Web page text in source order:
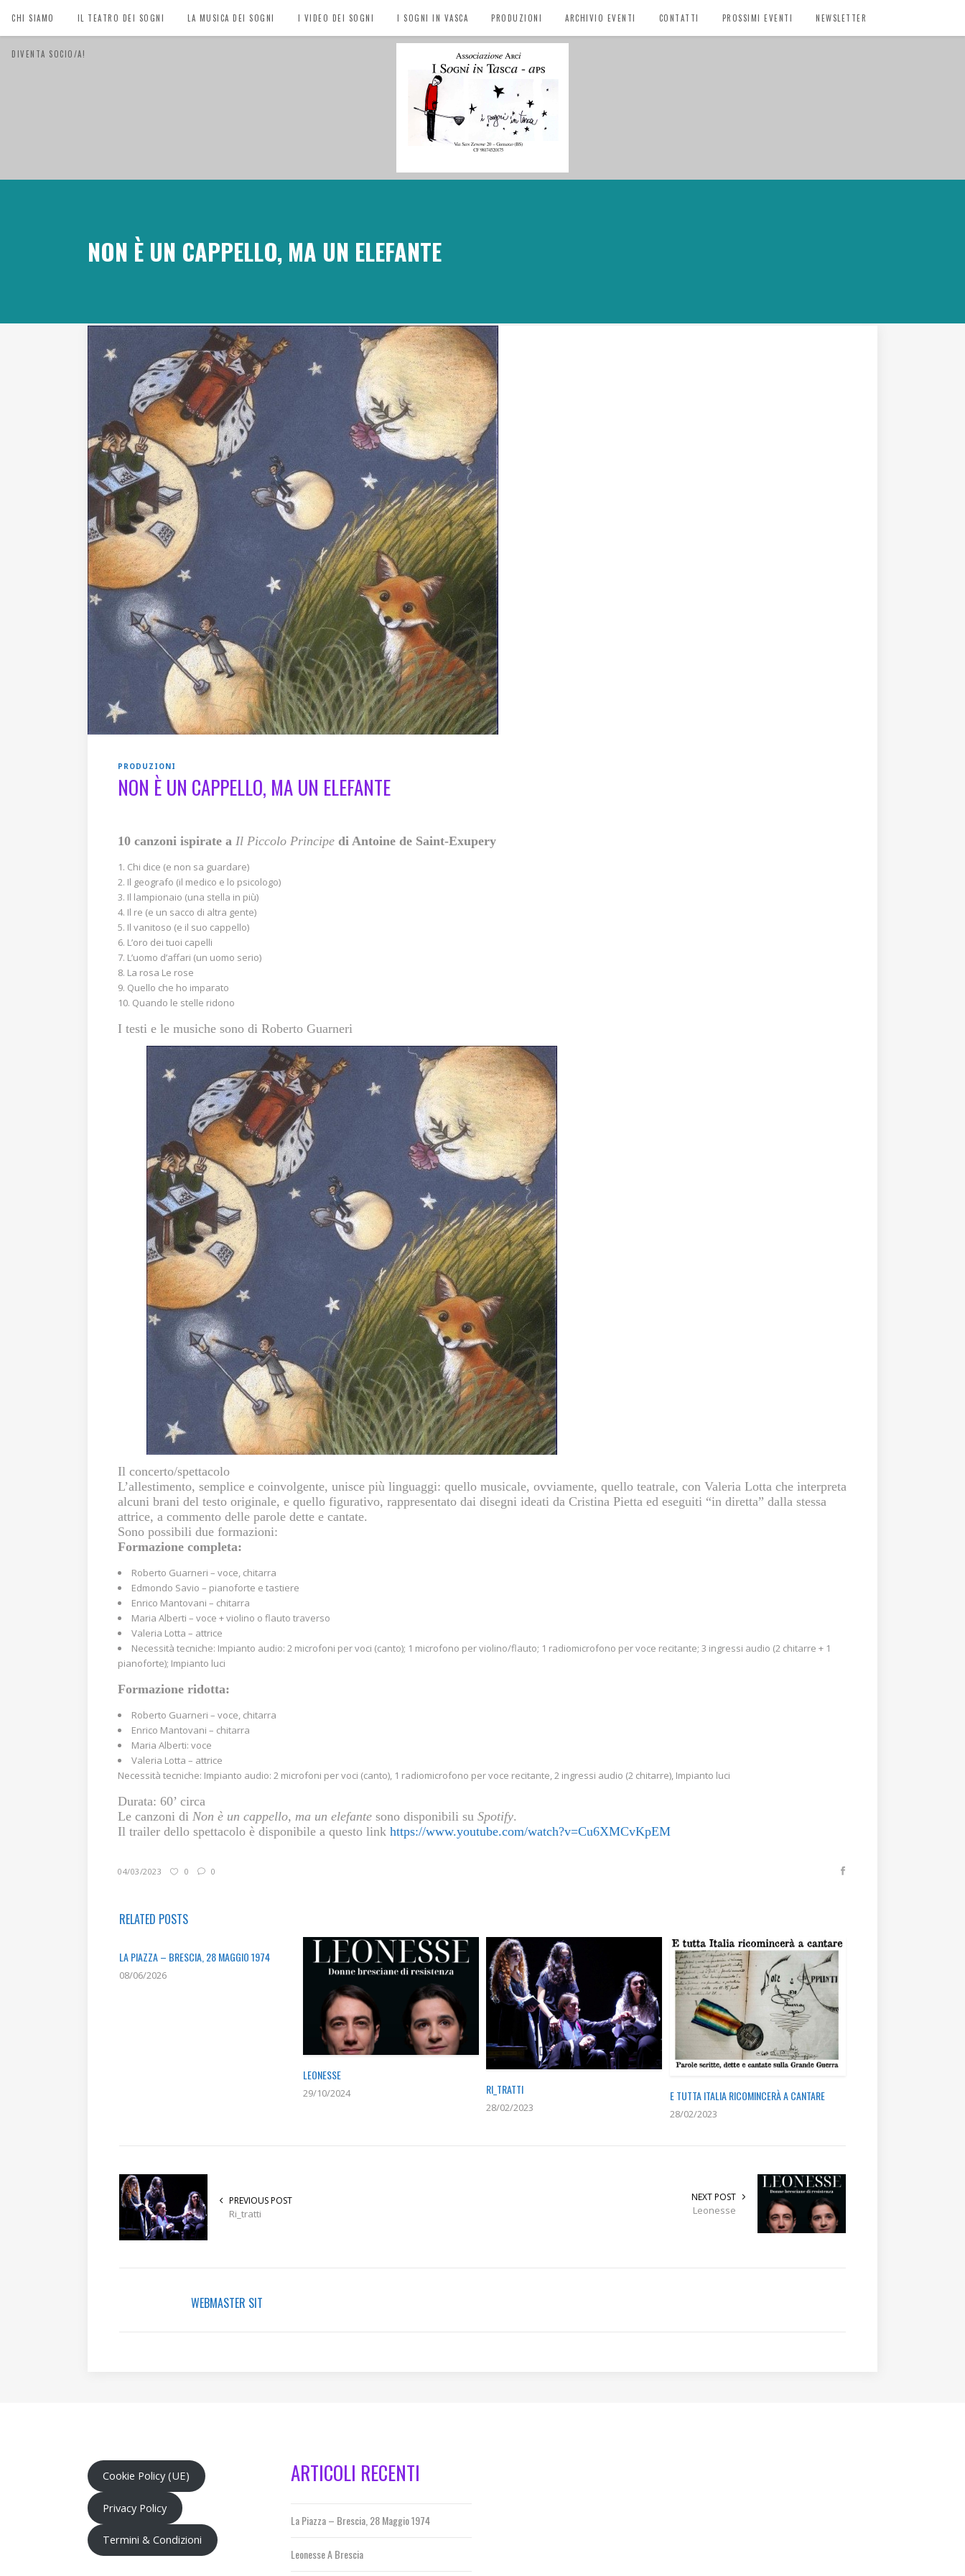
CHI SIAMO IL TEATRO DEI SOGNI LA MUSICA DEI SOGNI I VIDEO DEI SOGNI I SOGNI IN VASCA PRODUZIONI ARCHIVIO EVENTI CONTATTI PROSSIMI EVENTI NEWSLETTER
DIVENTA SOCIO/A!
NON È UN CAPPELLO, MA UN ELEFANTE
PRODUZIONI
NON È UN CAPPELLO, MA UN ELEFANTE
10 canzoni ispirate a Il Piccolo Principe di Antoine de Saint-Exupery
Chi dice (e non sa guardare)
Il geografo (il medico e lo psicologo)
Il lampionaio (una stella in più)
Il re (e un sacco di altra gente)
Il vanitoso (e il suo cappello)
L’oro dei tuoi capelli
L’uomo d’affari (un uomo serio)
La rosa Le rose
Quello che ho imparato
Quando le stelle ridono
I testi e le musiche sono di Roberto Guarneri
Il concerto/spettacolo
L’allestimento, semplice e coinvolgente, unisce più linguaggi: quello musicale, ovviamente, quello teatrale, con Valeria Lotta che interpreta
alcuni brani del testo originale, e quello figurativo, rappresentato dai disegni ideati da Cristina Pietta ed eseguiti “in diretta” dalla stessa
attrice, a commento delle parole dette e cantate.
Sono possibili due formazioni:
Formazione completa:
Roberto Guarneri – voce, chitarra
Edmondo Savio – pianoforte e tastiere
Enrico Mantovani – chitarra
Maria Alberti – voce + violino o flauto traverso
Valeria Lotta – attrice
Necessità tecniche: Impianto audio: 2 microfoni per voci (canto); 1 microfono per violino/flauto; 1 radiomicrofono per voce recitante; 3 ingressi audio (2 chitarre + 1
pianoforte); Impianto luci
Formazione ridotta:
Roberto Guarneri – voce, chitarra
Enrico Mantovani – chitarra
Maria Alberti: voce
Valeria Lotta – attrice
Necessità tecniche: Impianto audio: 2 microfoni per voci (canto), 1 radiomicrofono per voce recitante, 2 ingressi audio (2 chitarre), Impianto luci
Durata: 60’ circa
Le canzoni di Non è un cappello, ma un elefante sono disponibili su Spotify.
Il trailer dello spettacolo è disponibile a questo link https://www.youtube.com/watch?v=Cu6XMCvKpEM
04/03/2023 0 0
RELATED POSTS
LA PIAZZA – BRESCIA, 28 MAGGIO 1974
08/06/2026
LEONESSE
29/10/2024 RI_TRATTI
28/02/2023
E TUTTA ITALIA RICOMINCERÀ A CANTARE
28/02/2023
PREVIOUS POST
Ri_tratti
NEXT POST
Leonesse
WEBMASTER SIT
Cookie Policy (UE)
Privacy Policy
Termini & Condizioni
ARTICOLI RECENTI
La Piazza – Brescia, 28 Maggio 1974
Leonesse A Brescia